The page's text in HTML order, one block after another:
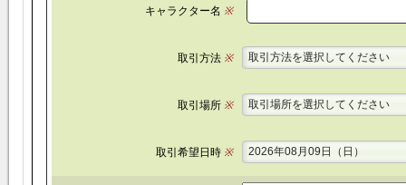
キャラクター名 ※
取引方法※ 取引方法を選択してください
取引場所※ 取引場所を選択してください
取引希望日時※ 2026年08月09日（日）